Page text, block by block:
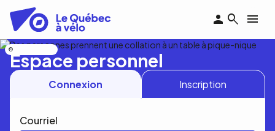
contenu
principal
Espace personnel
Connexion Inscription
Courriel